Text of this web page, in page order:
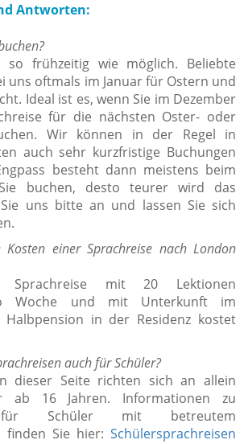
Antworten:
so frühzeitig wie möglich. Beliebte
uns oftmals im Januar für Ostern und
Ideal ist es, wenn Sie im Dezember
für die nächsten Oster- oder
Wir können in der Regel in
auch sehr kurzfristige Buchungen
besteht dann meistens beim
buchen, desto teurer wird das
uns bitte an und lassen Sie sich
einer Sprachreise nach London
Sprachreise mit 20 Lektionen
Woche und mit Unterkunft im
Halbpension in der Residenz kostet
auch für Schüler?
dieser Seite richten sich an allein
ab 16 Jahren. Informationen zu
für Schüler mit betreutem
finden Sie hier: Schülersprachreisen